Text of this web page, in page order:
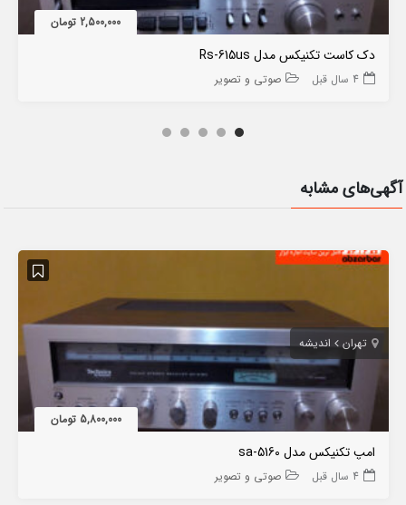
2,500,000 تومان
دک کاست تکنیکس مدل Rs-615us
4 سال قبل صوتی و تصویر
آگهی‌های مشابه
تهران اندیشه
5,800,000 تومان
امپ تکنیکس مدل sa-5160
4 سال قبل صوتی و تصویر